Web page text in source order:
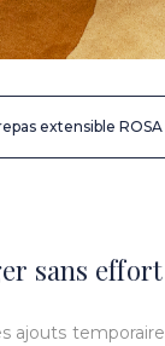
extensible ROSA
sans
ajouts